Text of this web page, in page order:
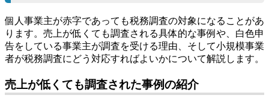
個人事業主が赤字であっても税務調査の対象になることがあ
ります。売上が低くても調査される具体的な事例や、白色申
告をしている事業主が調査を受ける理由、そして小規模事業
者が税務調査にどう対応すればよいかについて解説します。
売上が低くても調査された事例の紹介